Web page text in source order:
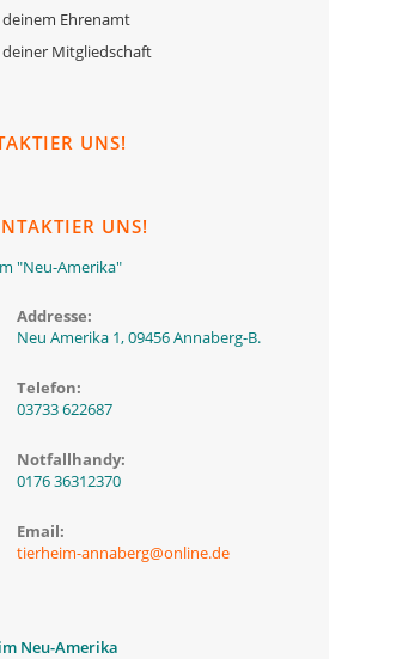
new
tab
EhrenamtOpens
in
MitgliedschaftOpens
UNS!
UNS!
"Neu-Amerika"
Addresse:
Neu Amerika 1, 09456 Annaberg-B.
Telefon:
03733 622687
Notfallhandy:
0176 36312370
Email:
tierheim-annaberg@online.deOpens
Neu-Amerika